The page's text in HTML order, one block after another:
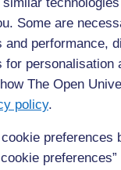
Some are
performance,
personalisation
The Open
policy.
preferences